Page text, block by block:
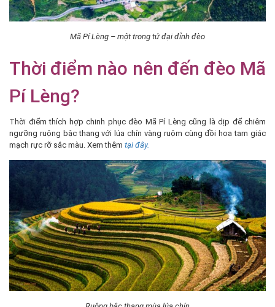
Mã Pí Lèng – một trong tứ đại đỉnh đèo
Thời điểm nào nên đến đèo Mã
Pí Lèng?
Thời điểm thích hợp chinh phục đèo Mã Pí Lèng cũng là dịp để chiêm
ngưỡng ruộng bậc thang với lúa chín vàng ruộm cùng đồi hoa tam giác
mạch rực rỡ sắc màu. Xem thêm tại đây.